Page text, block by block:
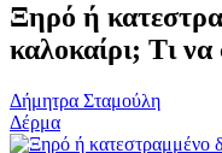
Ξηρό ή
καλοκαίρι; Τι
Δήμητρα Σταμούλη
Δέρμα